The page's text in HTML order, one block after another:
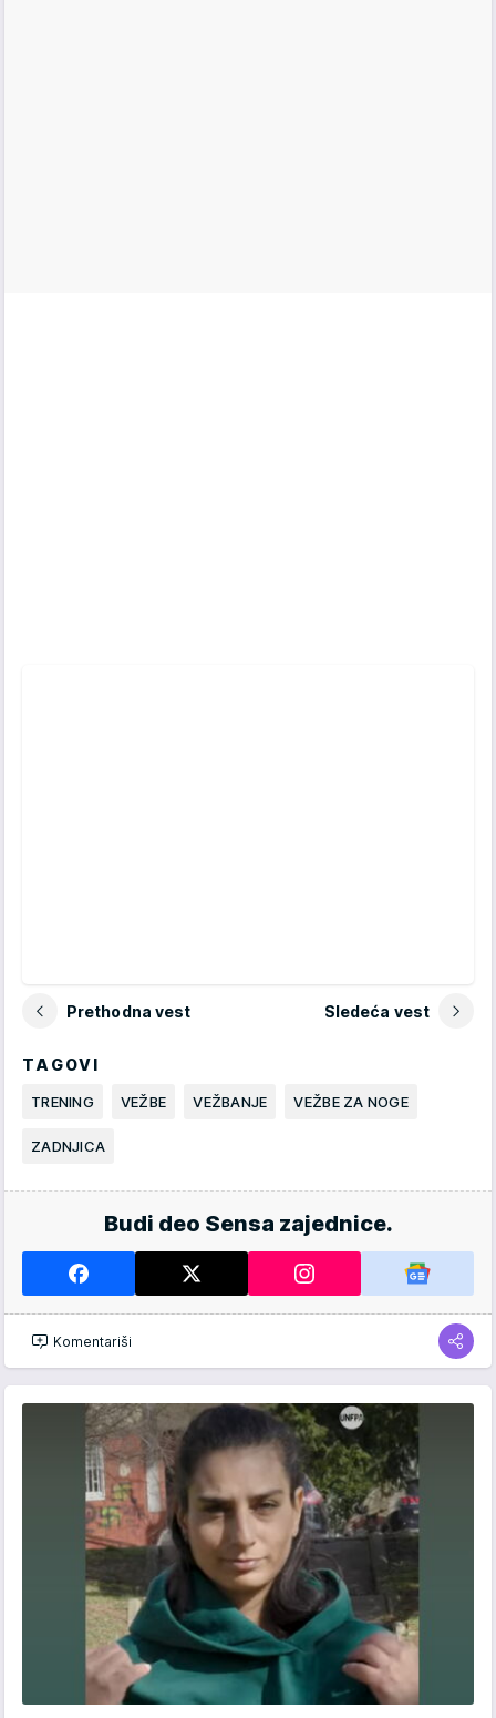
Prethodna vest Sledeća vest
TAGOVI
TRENING VEŽBE VEŽBANJE VEŽBE ZA NOGE
ZADNJICA
Budi deo Sensa zajednice.
Komentariši